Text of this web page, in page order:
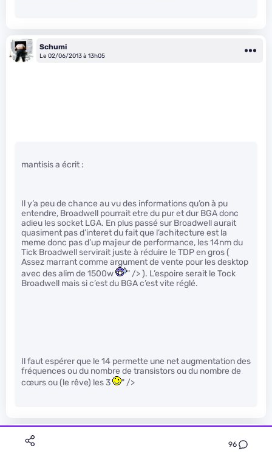
96
Schumi
Le 02/06/2013 à 13h05
mantisis a écrit :
Il y’a peu de chance au vu des informations qu’on à pu
entendre, Broadwell pourrait etre du pur et dur BGA donc
adieu les socket LGA. En plus passé sur Broadwell aurait
quasiment pas d’interet du fait que l’achitecture est la
meme donc pas d’up majeur de performance, les 14nm du
Tick Broadwell servirait juste à réduire le TDP en gros (
Assez marrant comme argument de vente pour les desktop
avec des alim de 1500w
" /> ). L’espoire serait le Tock
Broadwell mais si c’est du BGA c’est vite réglé.
Il faut espérer que le 14 permette une net augmentation des
fréquences ou du nombre de transistors ou du nombre de
cœurs ou (le rêve) les 3
" />